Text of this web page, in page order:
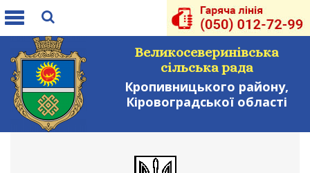
Toggle
Великосеверинівська
сільська рада
Кропивницького району,
Кіровоградської області